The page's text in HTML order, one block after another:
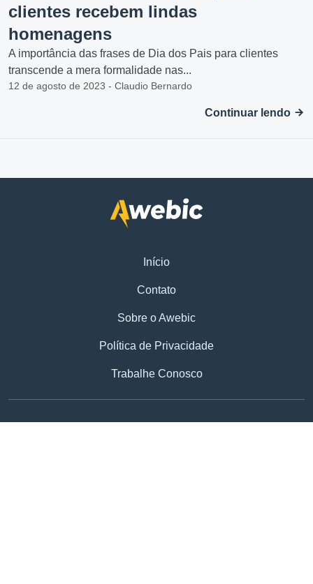
clientes recebem lindas
homenagens
A importância das frases de Dia dos Pais para clientes
transcende a mera formalidade nas...
12 de agosto de 2023 - Claudio Bernardo
Continuar lendo
Início
Contato
Sobre o Awebic
Política de Privacidade
Trabalhe Conosco